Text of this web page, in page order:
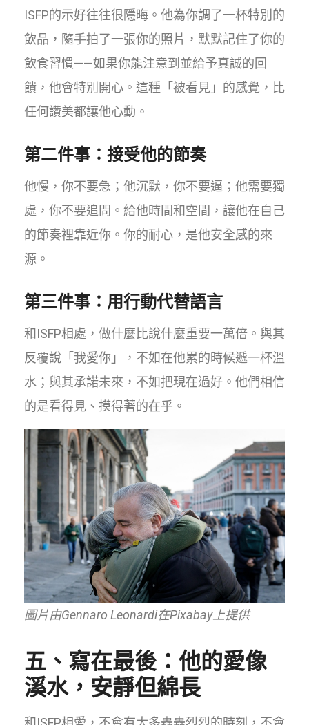
ISFP的示好往往很隱晦。他為你調了一杯特別的
飲品，隨手拍了一張你的照片，默默記住了你的
飲食習慣——如果你能注意到並給予真誠的回
饋，他會特別開心。這種「被看見」的感覺，比
任何讚美都讓他心動。
第二件事：接受他的節奏
他慢，你不要急；他沉默，你不要逼；他需要獨
處，你不要追問。給他時間和空間，讓他在自己
的節奏裡靠近你。你的耐心，是他安全感的來
源。
第三件事：用行動代替語言
和ISFP相處，做什麼比說什麼重要一萬倍。與其
反覆說「我愛你」，不如在他累的時候遞一杯溫
水；與其承諾未來，不如把現在過好。他們相信
的是看得見、摸得著的在乎。
圖片由Gennaro Leonardi在Pixabay上提供
五、寫在最後：他的愛像
溪水，安靜但綿長